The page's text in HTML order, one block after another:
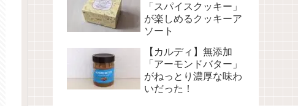
「スパイスクッキー」
が楽しめるクッキーア
ソート
【カルディ】無添加
「アーモンドバター」
がねっとり濃厚な味わ
いだった！